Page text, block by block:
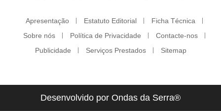
Apresentação Estatuto Editorial
Ficha Técnica
Sobre nós
Política de Privacidade
Contacte-nos
Publicidade
Serviços Prestados Sitemap
Desenvolvido por Ondas da Serra®